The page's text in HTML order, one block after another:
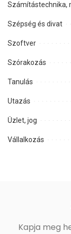
Számítástechnika,
Szépség és divat
Szoftver
Szórakozás
Tanulás
Utazás
Üzlet, jog
Vállalkozás
Kapja meg